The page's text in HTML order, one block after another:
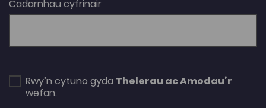
Cadarnhau cyfrinair
Rwy’n cytuno gyda Thelerau ac Amodau’r
wefan.